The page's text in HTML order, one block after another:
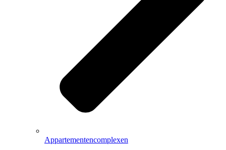
Appartementencomplexen